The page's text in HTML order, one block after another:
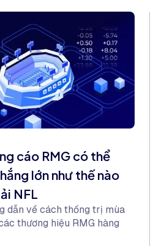
cáo RMG có thể
lớn như thế nào
NFL
dẫn về cách thống trị mùa
thương hiệu RMG hàng